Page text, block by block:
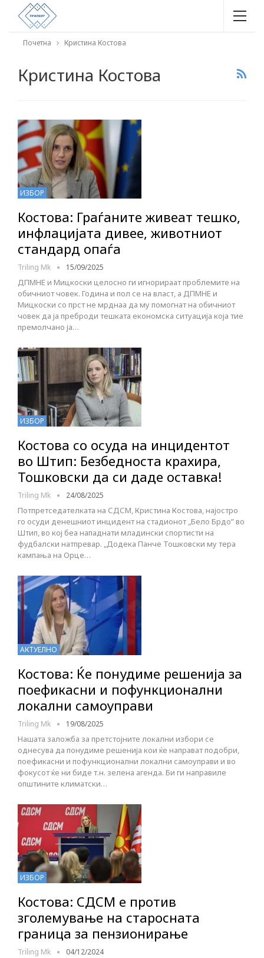
Почетна Кристина Костова
Кристина Костова
ИЗБОР
Костова: Граѓаните живеат тешко,
инфлацијата дивее, животниот
стандард опаѓа
Triling Mk 15/09/2025
ДПМНЕ и Мицкоски целосно ги игнорираат проблемите на
обичниот човек. Година и пол се на власт, а ДПМНЕ и
Мицкоски со прст не мрднаа да му помогнат на обичниот
човек да ја преброди тешката економска ситуација која тие
премолчано ја…
ИЗБОР
Костова со осуда на инцидентот
во Штип: Безбедноста крахира,
Тошковски да си даде оставка!
Triling Mk 24/08/2025
Потпретседателката на СДСМ, Кристина Костова, најостро
го осуди денешниот инцидент на стадионот „Бело Брдо” во
Штип, во кој беа нападнати младински спортисти на
фудбалски натпревар. „Додека Панче Тошковски му тера
кампања на Орце…
АКТУЕЛНО
Костова: Ќе понудиме решенија за
поефикасни и пофункционални
локални самоуправи
Triling Mk 19/08/2025
Нашата заложба за претстојните локални избори се
однесува да понудиме решенија кои ќе направат подобри,
поефикасни и пофункционални локални самоуправи и во
фокусот ќе ни биде т.н. зелена агенда. Би ги направиле
општините климатски…
ИЗБОР
Костова: СДСМ е против
зголемување на старосната
граница за пензионирање
Triling Mk 04/12/2024